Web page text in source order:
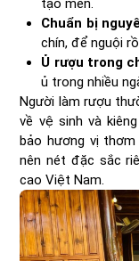
tạo men.
Chuẩn bị
chín, để nguội
Ủ rượu trong
ủ trong nhiều
Người làm rượu
về vệ sinh và
bảo hương vị
nên nét đặc sắc
cao Việt Nam.